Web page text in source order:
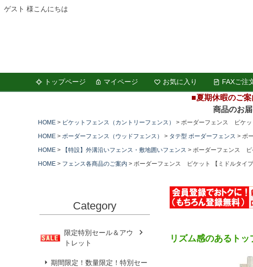
ゲスト 様こんにちは
トップページ
マイページ お気に入り FAXご注
■夏期休暇のご
商品のお届け
HOME ピケットフェンス（カントリーフェンス）
ボーダーフェンス ピケ
HOME
ボーダーフェンス（ウッドフェンス） タテ型 ボーダーフェンス
ボ
HOME
【特設】外溝沿いフェンス・敷地囲いフェンス
ボーダーフェンス ピ
HOME
フェンス各商品のご案内 ボーダーフェンス ピケット 【ミドルタイ
Category
限定特別セール＆アウ
トレット
期間限定！数量限定！特別セー
リズム感のあるトッ